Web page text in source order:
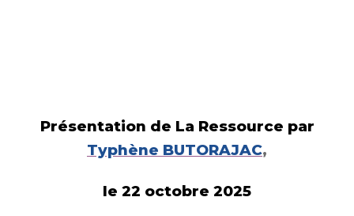
Présentation de La Ressource par
Typhène BUTORAJAC,
le 22 octobre 2025